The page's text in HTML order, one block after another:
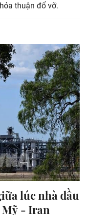
thuận đổ vỡ.
lúc nhà đầu
Mỹ - Iran